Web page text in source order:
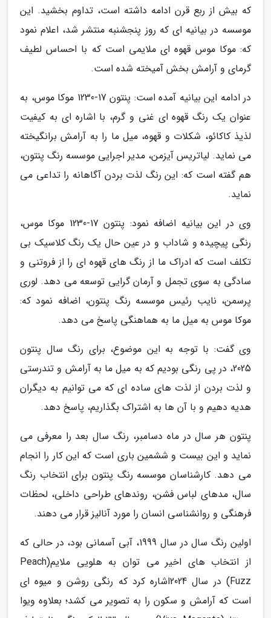
که بیش از ربع قرن ادامه داشته است، تداوم بخشید. این
موسسه در بیانیه ای که روز پنجشنبه منتشر شد، اعلام نمود
که: موکا موس قهوه ای ملایمی است که با احساس لطیف
گرمای و آرامش بخش آمیخته شده است.
در ادامه این بیانیه آمده است: پنتون 17-1230 موکا موس، به
عنوان یک رنگ قهوه ای غنی و گرم، با اشاره ای به کیفیت
لذیذ کاکائو، شکلات و قهوه، میل ما را به آرامش برانگیخته
می نماید. لیاتریس آیزمن، مدیر اجرایی موسسه رنگ پنتون،
هم گفته است که: این رنگ لذت بردن آگاهانه را تداعی می
نماید.
وی در این بیانیه اضافه نمود: پنتون 17-1230 موکا موس،
رنگی پیچیده و شاداب و در عین حال یک رنگ کلاسیک بی
تکلف است که ادراک ما از رنگ های قهوه ای را از فروتنی و
سادگی به سوی تجمل و آرمان گرایی توسعه می دهد. لوری
پرسمن، نایب رئیس موسسه رنگ پنتون، اضافه نمود که:
موکا موس به میل ما به هماهنگی پاسخ می دهد.
وی گفت: با توجه به این موضوع، برای رنگ سال پنتون
2025، در پی رنگی بودیم که به میل ما به آرامش و تندرستی
و لذت بردن از لذت های ساده ای که می توانیم به دیگران
هدیه دهیم و با آن ها به اشتراک بگذاریم، پاسخ دهد.
پنتون هر سال در ماه دسامبر، رنگ سال بعد را معرفی می
نماید و این بیست و ششمین باری است که این کار را انجام
می دهد. کارشناسان موسسه رنگ پنتون برای انتخاب رنگ
سال، مدهای لباس فشن، روندهای طراحی داخلی، لحظات
فرهنگی و روانشناسی انسان را مورد آنالیز قرار می دهند.
اولین رنگ سال در سال 1999، آبی آسمانی بود، در حالی که
از انتخاب های اخیر می توان به هلویی ملایم(Peach
Fuzz) در سال 2024اشاره کرد که رنگی روشن و میوه ای
است که آرامش و سکون را به تصویر می کشد؛ بعلاوه ویوا